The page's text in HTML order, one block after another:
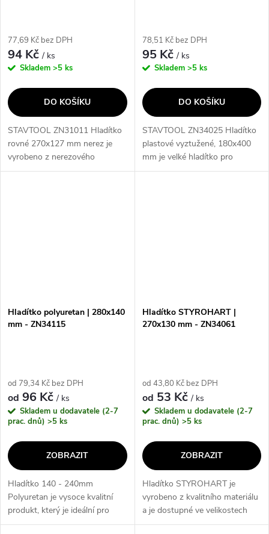
77,69 Kč bez DPH
94 Kč/ ks
Skladem >5 ks
DO KOŠÍKU
STAVTOOL ZN31011 Hladítko
rovné 270x127 mm nerez je
vyrobeno z nerezového
materiálu a je vybaveno PVC
78,51 Kč bez DPH
95 Kč/ ks
Skladem >5 ks
DO KOŠÍKU
STAVTOOL ZN34025 Hladítko
plastové vyztužené, 180x400
mm je velké hladítko pro
natahování omítek, které je
Hladítko polyuretan | 280x140
mm - ZN34115
od 79,34 Kč bez DPH
od 96 Kč/ ks
Skladem u dodavatele (2-7
prac. dnů) >5 ks
ZOBRAZIT
Hladítko 140 - 240mm
Polyuretan je vysoce kvalitní
produkt, který je ideální pro
hladké a přesné povrchové
Hladítko STYROHART |
270x130 mm - ZN34061
od 43,80 Kč bez DPH
od 53 Kč/ ks
Skladem u dodavatele (2-7
prac. dnů) >5 ks
ZOBRAZIT
Hladítko STYROHART je
vyrobeno z kvalitního materiálu
a je dostupné ve velikostech
140x280 mm, 140x500 mm a